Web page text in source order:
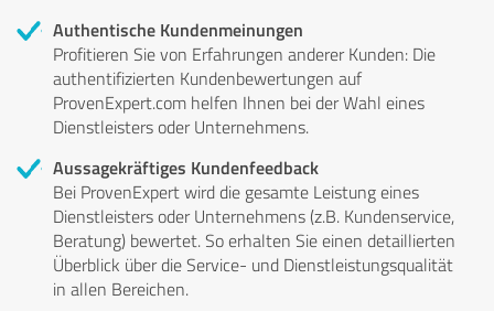
Authentische Kundenmeinungen
Profitieren Sie von Erfahrungen anderer Kunden: Die
authentifizierten Kundenbewertungen auf
ProvenExpert.com helfen Ihnen bei der Wahl eines
Dienstleisters oder Unternehmens.
Aussagekräftiges Kundenfeedback
Bei ProvenExpert wird die gesamte Leistung eines
Dienstleisters oder Unternehmens (z.B. Kundenservice,
Beratung) bewertet. So erhalten Sie einen detaillierten
Überblick über die Service- und Dienstleistungsqualität
in allen Bereichen.